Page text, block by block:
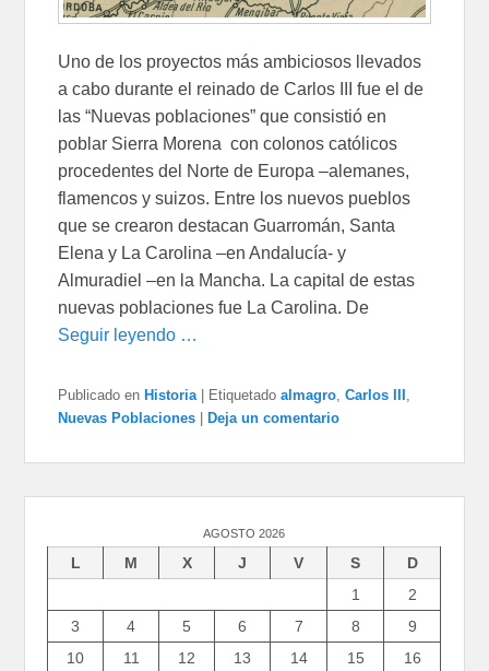
Uno de los proyectos más ambiciosos llevados
a cabo durante el reinado de Carlos III fue el de
las “Nuevas poblaciones” que consistió en
poblar Sierra Morena con colonos católicos
procedentes del Norte de Europa –alemanes,
flamencos y suizos. Entre los nuevos pueblos
que se crearon destacan Guarromán, Santa
Elena y La Carolina –en Andalucía- y
Almuradiel –en la Mancha. La capital de estas
nuevas poblaciones fue La Carolina. De
Seguir leyendo …
Publicado en Historia Etiquetado almagro,Carlos III ,
Nuevas Poblaciones
Deja un comentario
AGOSTO 2026
L M X J V S
D
1
2
3
4 5 6 7 8
9
10
11 12 13 14 15
16